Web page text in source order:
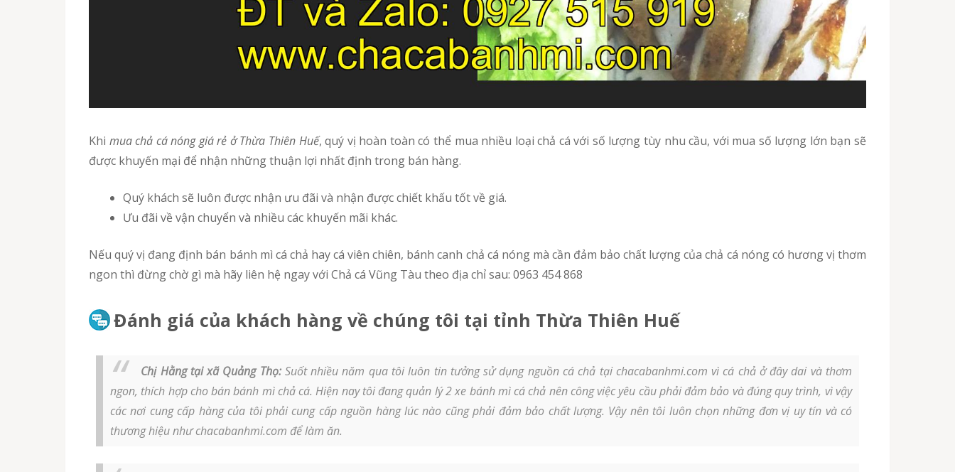
Khi mua chả cá nóng giá rẻ ở Thừa Thiên Huế, quý vị hoàn toàn có thể mua nhiều loại chả cá với số lượng tùy nhu cầu, với mua số lượng lớn bạn sẽ
được khuyến mại để nhận những thuận lợi nhất định trong bán hàng.
Quý khách sẽ luôn được nhận ưu đãi và nhận được chiết khấu tốt về giá.
Ưu đãi về vận chuyển và nhiều các khuyến mãi khác.
Nếu quý vị đang định bán bánh mì cá chả hay cá viên chiên, bánh canh chả cá nóng mà cần đảm bảo chất lượng của chả cá nóng có hương vị thơm
ngon thì đừng chờ gì mà hãy liên hệ ngay với Chả cá Vũng Tàu theo địa chỉ sau: 0963 454 868
Đánh giá của khách hàng về chúng tôi tại tỉnh Thừa Thiên Huế
Chị Hằng tại xã Quảng Thọ:Suốt nhiều năm qua tôi luôn tin tưởng sử dụng nguồn cá chả tại chacabanhmi.com vì cá chả ở đây dai và thơm
ngon, thích hợp cho bán bánh mì chả cá. Hiện nay tôi đang quản lý 2 xe bánh mì cá chả nên công việc yêu cầu phải đảm bảo và đúng quy trình, vì vậy
các nơi cung cấp hàng của tôi phải cung cấp nguồn hàng lúc nào cũng phải đảm bảo chất lượng. Vậy nên tôi luôn chọn những đơn vị uy tín và có
thương hiệu như chacabanhmi.com để làm ăn.